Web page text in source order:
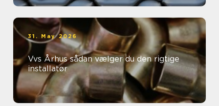
31. May 2026
Vvs Århus sådan vælger du den rigtige
installatør